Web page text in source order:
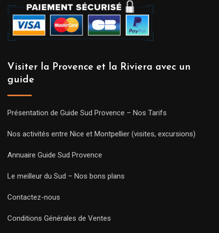
Visiter la Provence et la Riviera avec un
guide
Présentation de Guide Sud Provence – Nos Tarifs
Nos activités entre Nice et Montpellier (visites, excursions)
Annuaire Guide Sud Provence
Le meilleur du Sud – Nos bons plans
Contactez-nous
Conditions Générales de Ventes